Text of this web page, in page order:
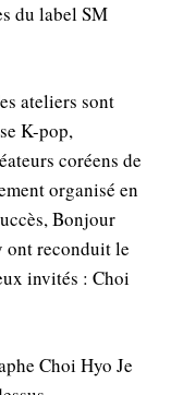
du label SM
ateliers sont
K-pop,
coréens de
organisé en
Bonjour
ont reconduit le
invités : Choi
Choi Hyo Je